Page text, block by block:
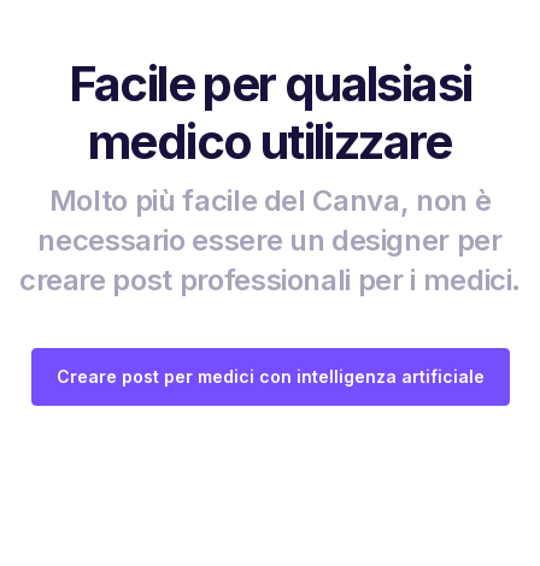
Facile per qualsiasi
medico utilizzare
Molto più facile del Canva, non è
necessario essere un designer per
creare post professionali per i medici.
Creare post per medici con intelligenza artificiale